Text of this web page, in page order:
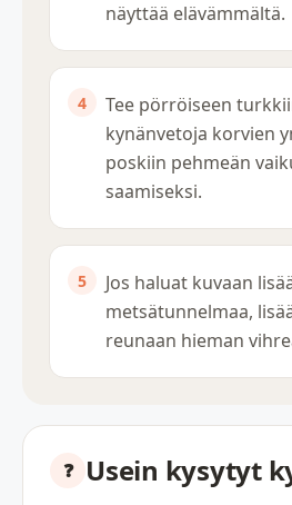
näyttää elävämmältä.
Tee pörröiseen
kynänvetoja korvien
poskiin pehmeän
saamiseksi.
Jos haluat kuvaan
metsätunnelmaa,
reunaan hieman
Usein kysytyt